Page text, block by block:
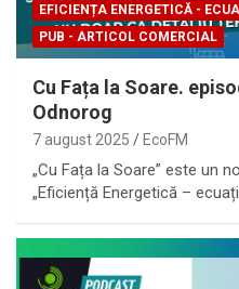
EFICIENȚA ENERGETICĂ -
PUB - ARTICOL COMERCIAL
Cu Fața la Soare.
Odnorog
7 august 2025 EcoFM
„Cu Fața la Soare” este un
„Eficiență Energetică –